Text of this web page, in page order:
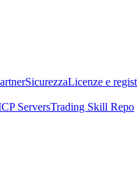
SicurezzaLicenze e
ServersTrading Skill Repo